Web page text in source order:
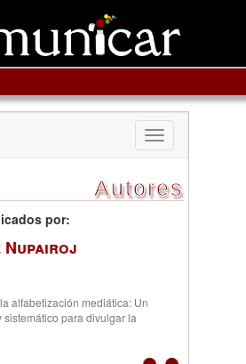
Toggle
navigation
Autores
por:
Nupairoj
alfabetización mediática: Un
para divulgar la